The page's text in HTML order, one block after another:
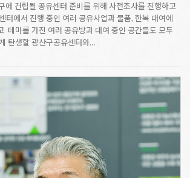
에 건립될 공유센터 준비를 위해 사전조사를 진행하고
터에서 진행 중인 여러 공유사업과 물품, 한복 대여에
테마를 가진 여러 공유방과 대여 중인 공간들도 모두
탄생할 광산구공유센터와…